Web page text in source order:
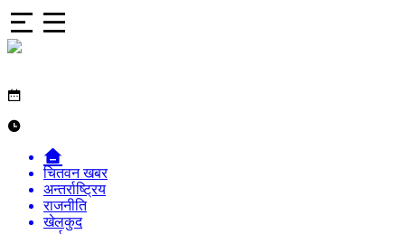
चितवन खबर
अन्तर्राष्ट्रिय
राजनीति
खेलकुद